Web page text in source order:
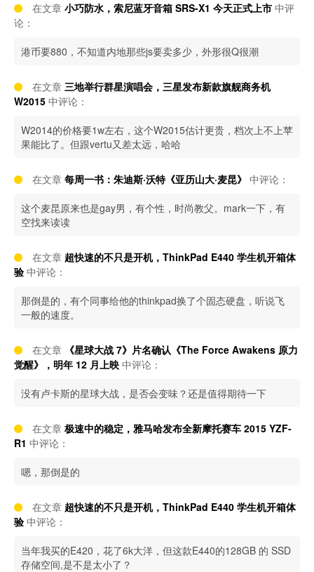
在文章 小巧防水，索尼蓝牙音箱 SRS-X1 今天正式上市 中评
论：
港币要880，不知道内地那些js要卖多少，外形很Q很潮
在文章 三地举行群星演唱会，三星发布新款旗舰商务机
W2015 中评论：
W2014的价格要1w左右，这个W2015估计更贵，档次上不上苹
果能比了。但跟vertu又差太远，哈哈
在文章 每周一书：朱迪斯·沃特《亚历山大·麦昆》 中评论：
这个麦昆原来也是gay男，有个性，时尚教父。mark一下，有
空找来读读
在文章 超快速的不只是开机，ThinkPad E440 学生机开箱体
验 中评论：
那倒是的，有个同事给他的thinkpad换了个固态硬盘，听说飞
一般的速度。
在文章 《星球大战 7》片名确认《The Force Awakens 原力
觉醒》，明年 12 月上映 中评论：
没有卢卡斯的星球大战，是否会变味？还是值得期待一下
在文章 极速中的稳定，雅马哈发布全新摩托赛车 2015 YZF-
R1 中评论：
嗯，那倒是的
在文章 超快速的不只是开机，ThinkPad E440 学生机开箱体
验 中评论：
当年我买的E420，花了6k大洋，但这款E440的128GB 的 SSD
存储空间,是不是太小了？